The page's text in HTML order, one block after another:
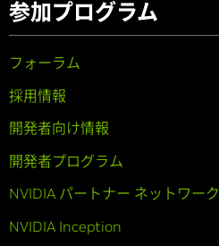
参加プログラム
フォーラム
採用情報
開発者向け情報
開発者プログラム
NVIDIA パートナー ネットワーク
NVIDIA Inception